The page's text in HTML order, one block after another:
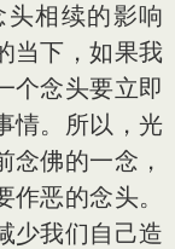
相续的影响
当下，如果我
个念头要立即
情。所以，光
念佛的一念，
恶的念头。
少我们自己造